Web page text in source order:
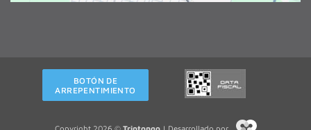
BOTÓN DE
ARREPENTIMIENTO